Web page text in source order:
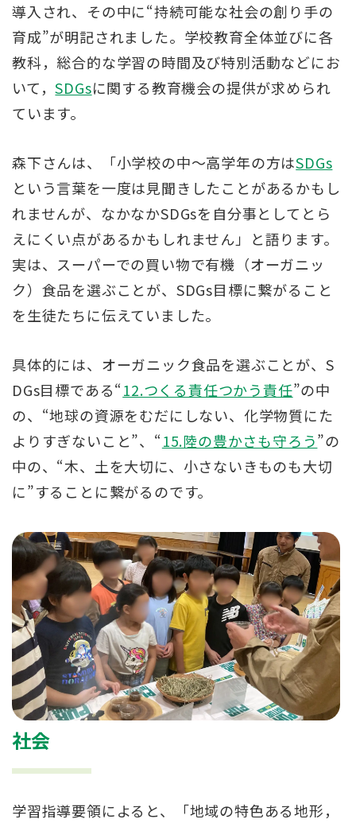
導入され、その中に“持続可能な社会の創り手の
育成”が明記されました。学校教育全体並びに各
教科，総合的な学習の時間及び特別活動などにお
いて，SDGsに関する教育機会の提供が求められ
ています。
森下さんは、「小学校の中～高学年の方はSDGs
という言葉を一度は見聞きしたことがあるかもし
れませんが、なかなかSDGsを自分事としてとら
えにくい点があるかもしれません」と語ります。
実は、スーパーでの買い物で有機（オーガニッ
ク）食品を選ぶことが、SDGs目標に繋がること
を生徒たちに伝えていました。
具体的には、オーガニック食品を選ぶことが、S
DGs目標である“12.つくる責任つかう責任”の中
の、“地球の資源をむだにしない、化学物質にた
よりすぎないこと”、“15.陸の豊かさも守ろう”の
中の、“木、土を大切に、小さないきものも大切
に”することに繋がるのです。
社会
学習指導要領によると、「地域の特色ある地形，